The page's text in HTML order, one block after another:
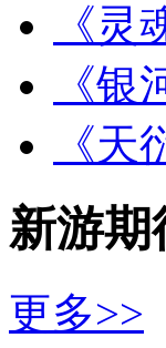
《
《
《
新游期
更多>>